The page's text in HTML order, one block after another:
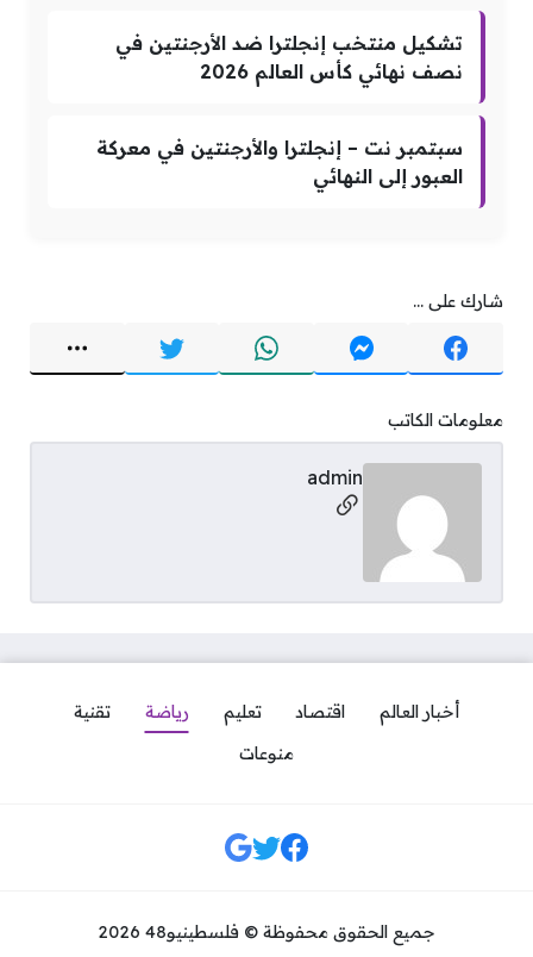
تشكيل منتخب إنجلترا ضد الأرجنتين في
نصف نهائي كأس العالم 2026
سبتمبر نت – إنجلترا والأرجنتين في معركة
العبور إلى النهائي
شارك على ...
معلومات الكاتب
admin
مواقع التواصل
أخبار العالم اقتصاد تعليم رياضة
تقنية
منوعات
مواقع التواصل
جميع الحقوق محفوظة © فلسطينيو48 2026